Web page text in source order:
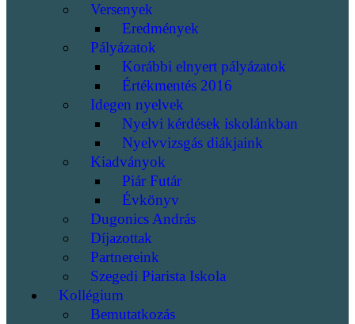
Versenyek
Eredmények
Pályázatok
Korábbi elnyert pályázatok
Értékmentés 2016
Idegen nyelvek
Nyelvi kérdések iskolánkban
Nyelvvizsgás diákjaink
Kiadványok
Piár Futár
Évkönyv
Dugonics András
Díjazottak
Partnereink
Szegedi Piarista Iskola
Kollégium
Bemutatkozás